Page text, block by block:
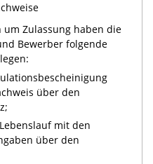
um Zulassung haben die
Bewerber folgende
über den
mit den
über den